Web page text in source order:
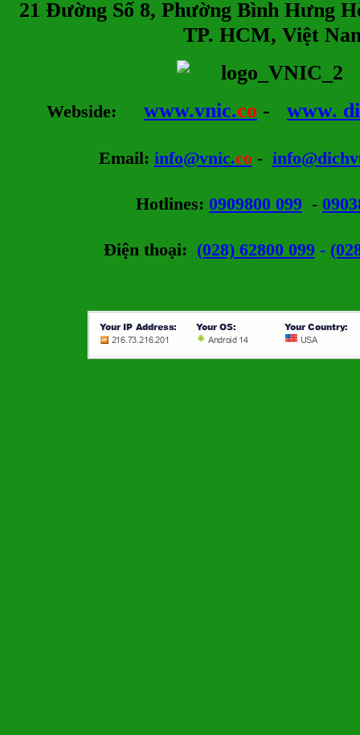
21 Đường Số 8, Phường Bình Hưng
TP. HCM, Việt
Webside: www.vnic.co - www.
Email: info@vnic.co-
Hotlines: 0909800 099 -
Điện thoại: (028) 62800 099-